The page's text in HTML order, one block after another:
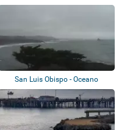
San Luis Obispo - Oceano